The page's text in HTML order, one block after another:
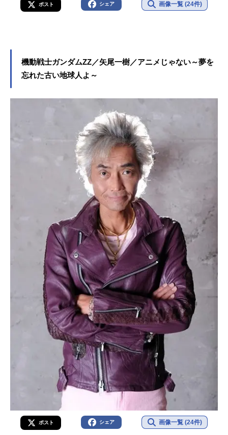
ポスト シェア 画像一覧 (24件)
機動戦士ガンダムZZ／矢尾一樹／アニメじゃない～夢を
忘れた古い地球人よ～
ポスト シェア 画像一覧 (24件)